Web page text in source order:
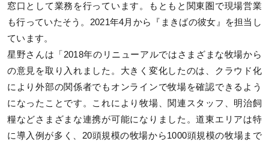
窓口として業務を行っています。もともと関東圏で現場営業
も行っていたそう。2021年4月から『まきばの彼女』を担当し
ています。
星野さんは「2018年のリニューアルではさまざまな牧場から
の意見を取り入れました。大きく変化したのは、クラウド化
により外部の関係者でもオンラインで牧場を確認できるよう
になったことです。これにより牧場、関連スタッフ、明治飼
糧などさまざまな連携が可能になりました。道東エリアは特
に導入例が多く、20頭規模の牧場から1000頭規模の牧場まで